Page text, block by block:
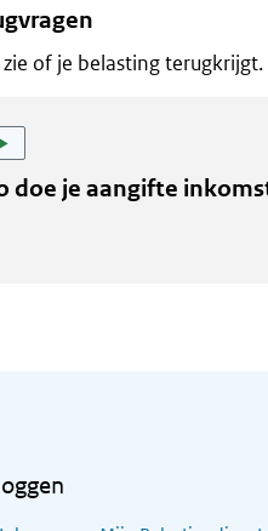
zie of je belasting
doe je aangifte